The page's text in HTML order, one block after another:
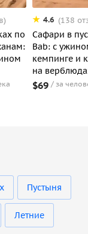
по
4.6 (138
Сафари в
Bab: с
кемпинге и
на
$69 за
Пустыня
Летние